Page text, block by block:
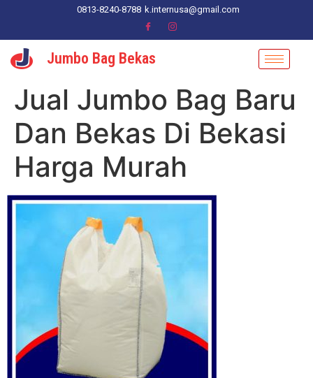
0813-8240-8788 k.internusa@gmail.com
Jumbo Bag Bekas
Jual Jumbo Bag Baru
Dan Bekas Di Bekasi
Harga Murah